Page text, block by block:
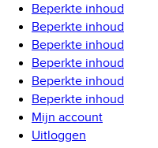
Beperkte inhoud
Beperkte inhoud
Beperkte inhoud
Beperkte inhoud
Beperkte inhoud
Beperkte inhoud
Mijn account
Uitloggen